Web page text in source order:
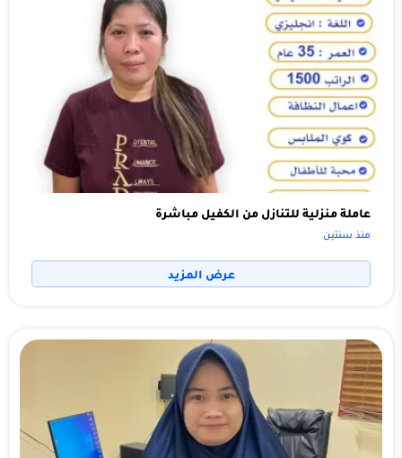
عاملة منزلية للتنازل من الكفيل مباشرة
منذ سنتين
عرض المزيد